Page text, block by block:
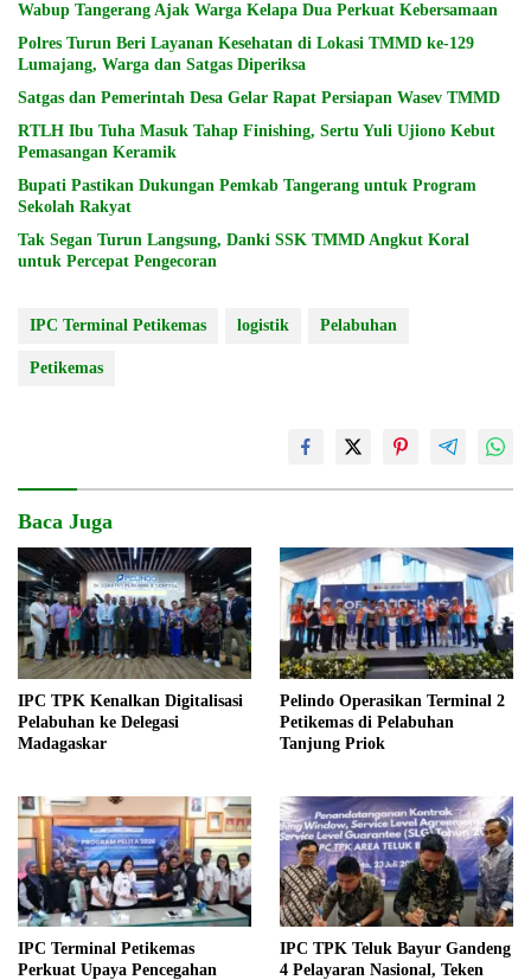
Wabup Tangerang Ajak Warga Kelapa Dua Perkuat Kebersamaan
Polres Turun Beri Layanan Kesehatan di Lokasi TMMD ke-129
Lumajang, Warga dan Satgas Diperiksa
Satgas dan Pemerintah Desa Gelar Rapat Persiapan Wasev TMMD
RTLH Ibu Tuha Masuk Tahap Finishing, Sertu Yuli Ujiono Kebut
Pemasangan Keramik
Bupati Pastikan Dukungan Pemkab Tangerang untuk Program
Sekolah Rakyat
Tak Segan Turun Langsung, Danki SSK TMMD Angkut Koral
untuk Percepat Pengecoran
IPC Terminal Petikemas logistik Pelabuhan
Petikemas
Baca Juga
IPC TPK Kenalkan Digitalisasi
Pelabuhan ke Delegasi
Madagaskar
Pelindo Operasikan Terminal 2
Petikemas di Pelabuhan
Tanjung Priok
IPC Terminal Petikemas
Perkuat Upaya Pencegahan
IPC TPK Teluk Bayur Gandeng
4 Pelayaran Nasional, Teken